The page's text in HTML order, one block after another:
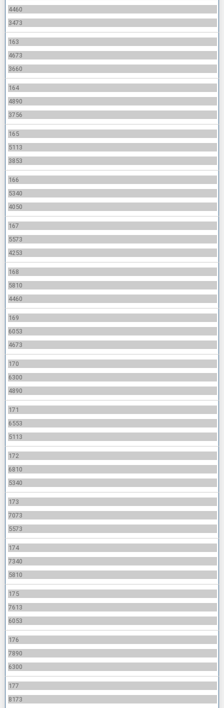
4460
3473
163
4673
3660
164
4890
3756
165
5113
3853
166
5340
4050
167
5573
4253
168
5810
4460
169
6053
4673
170
6300
4890
171
6553
5113
172
6810
5340
173
7073
5573
174
7340
5810
175
7613
6053
176
7890
6300
177
8173